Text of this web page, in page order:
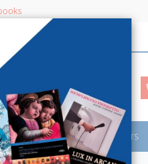
SEARCH Advanced
Search
MANUALS - GUIDES SPORTS